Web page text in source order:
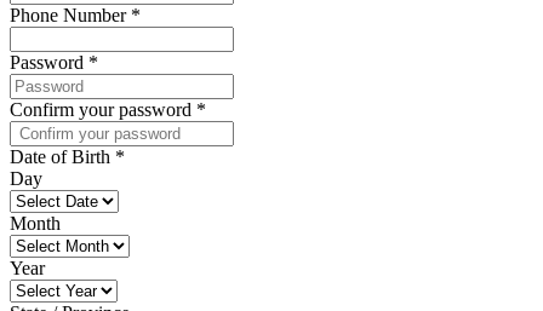
Phone Number *
Password *
Confirm your password *
Date of Birth *
Day
Month
Year